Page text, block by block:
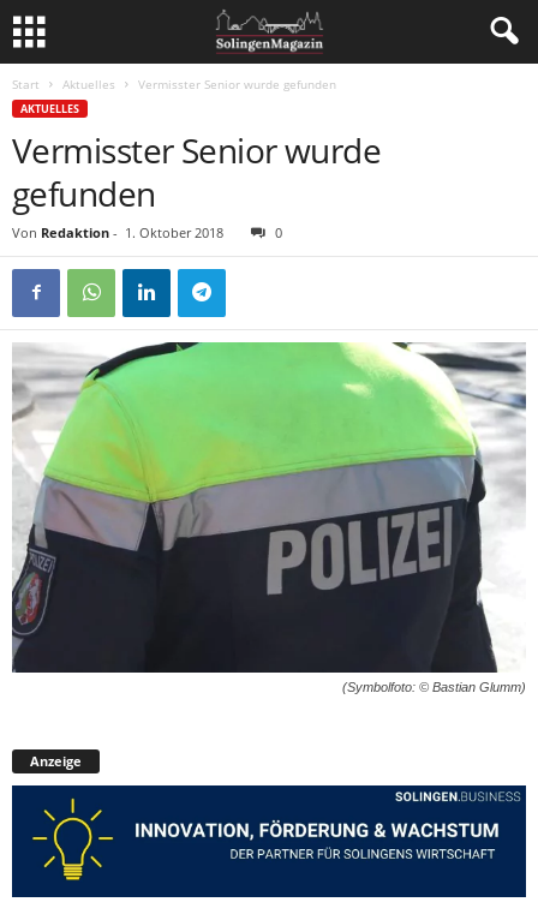
Start Aktuelles Vermisster Senior wurde gefunden
AKTUELLES
Vermisster Senior wurde
gefunden
Von Redaktion - 1. Oktober 2018 0
(Symbolfoto: © Bastian Glumm)
Anzeige